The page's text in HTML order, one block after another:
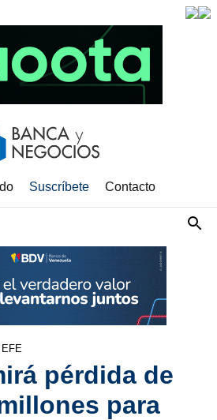
Suscríbete Contacto
EFE
pérdida de
para